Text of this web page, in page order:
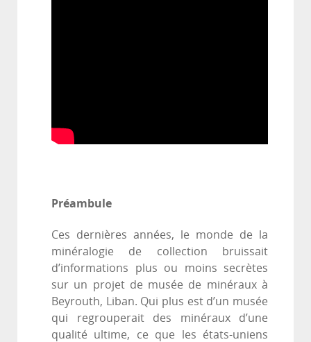
Préambule
Ces dernières années, le monde de la
minéralogie de collection bruissait
d’informations plus ou moins secrètes
sur un projet de musée de minéraux à
Beyrouth, Liban. Qui plus est d’un musée
qui regrouperait des minéraux d’une
qualité ultime, ce que les états-uniens